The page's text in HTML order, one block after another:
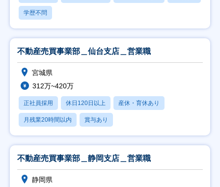
学歴不問
不動産売買事業部＿仙台支店＿営業職
宮城県
312万~420万
正社員採用 休日120日以上 産休・育休あり
月残業20時間以内 賞与あり
不動産売買事業部＿静岡支店＿営業職
静岡県